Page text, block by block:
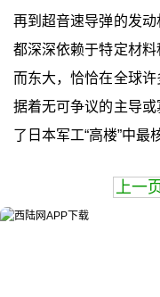
再到超音速导弹的发动
都深深依赖于特定材料
而东大，恰恰在全球
据着无可争议的主导
了日本军工“高楼”中最
上一